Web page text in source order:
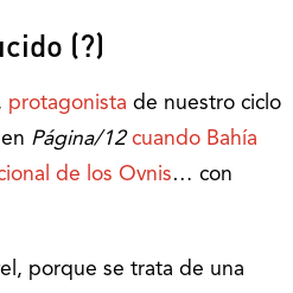
(?)
protagonista de nuestro ciclo
Página/12 cuando Bahía
de los Ovnis… con
porque se trata de una